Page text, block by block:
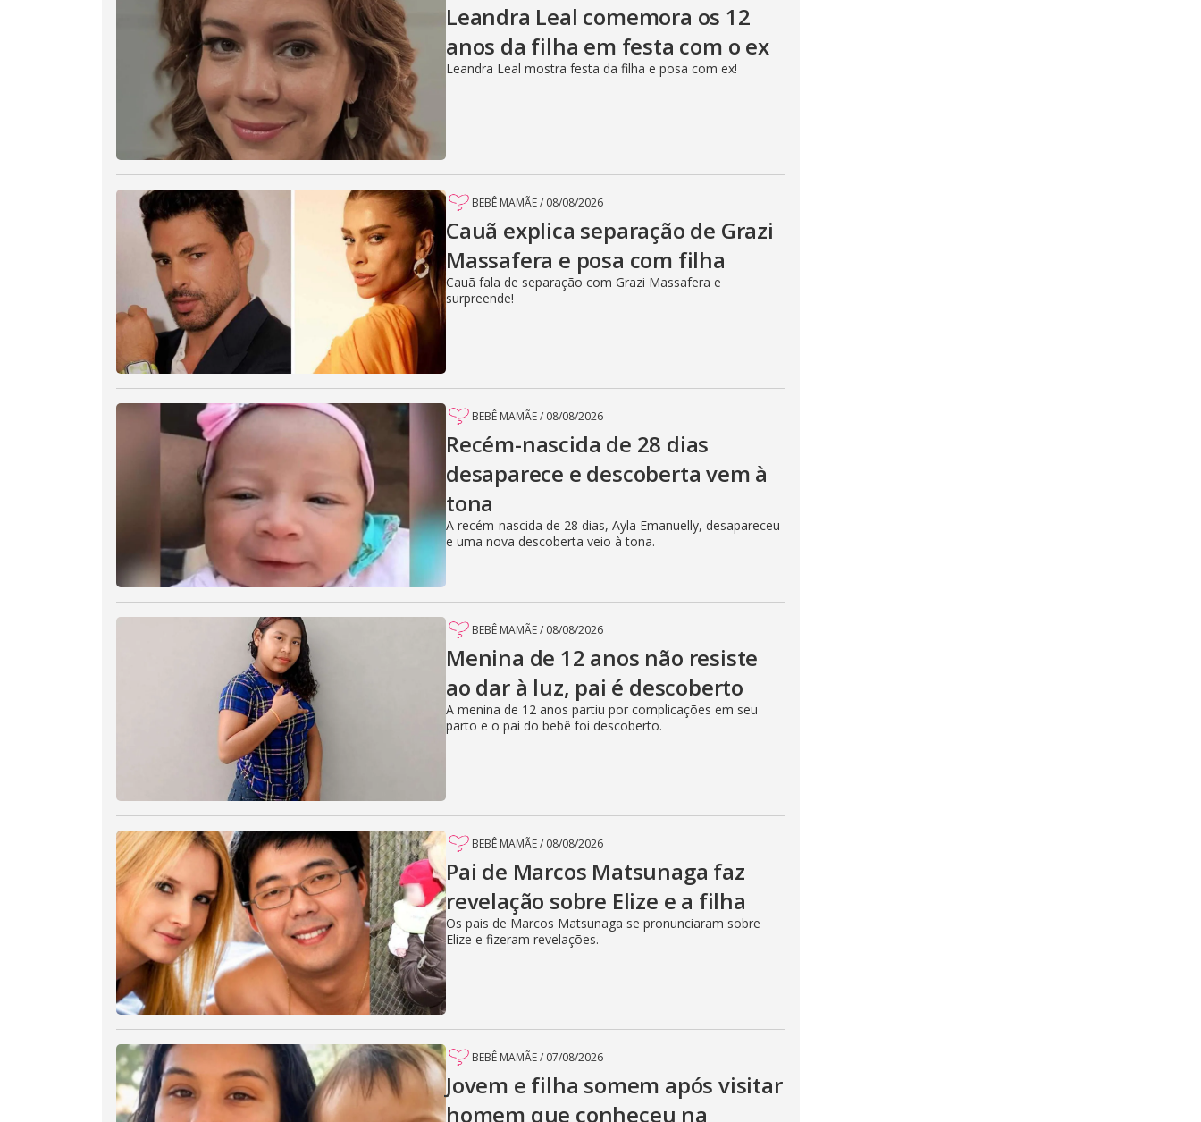
Leandra Leal comemora os 12
anos da filha em festa com o ex
Leandra Leal mostra festa da filha e posa com ex!
BEBÊ MAMÃE/ 08/08/2026
Cauã explica separação de Grazi
Massafera e posa com filha
Cauã fala de separação com Grazi Massafera e
surpreende!
BEBÊ MAMÃE/ 08/08/2026
Recém-nascida de 28 dias
desaparece e descoberta vem à
tona
A recém-nascida de 28 dias, Ayla Emanuelly, desapareceu
e uma nova descoberta veio à tona.
BEBÊ MAMÃE/ 08/08/2026
Menina de 12 anos não resiste
ao dar à luz, pai é descoberto
A menina de 12 anos partiu por complicações em seu
parto e o pai do bebê foi descoberto.
BEBÊ MAMÃE/ 08/08/2026
Pai de Marcos Matsunaga faz
revelação sobre Elize e a filha
Os pais de Marcos Matsunaga se pronunciaram sobre
Elize e fizeram revelações.
BEBÊ MAMÃE/ 07/08/2026
Jovem e filha somem após visitar
homem que conheceu na